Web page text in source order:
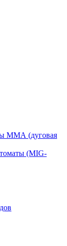
ММА (дуговая
(MIG-